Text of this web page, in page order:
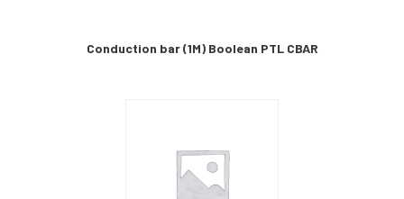
Conduction bar (1M) Boolean PTL CBAR